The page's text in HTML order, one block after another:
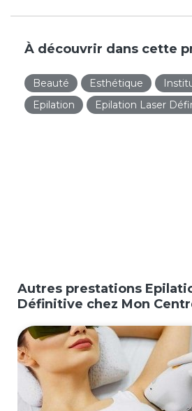
À découvrir dans cette
Beauté Esthétique
Epilation
Epilation Laser
Autres prestations
Définitive chez Mon